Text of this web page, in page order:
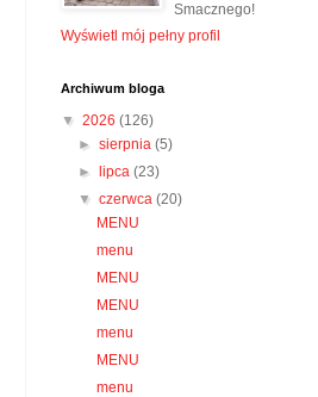
Smacznego!
Wyświetl mój pełny profil
Archiwum bloga
▼ 2026 (126)
►sierpnia(5)
►
lipca(23)
▼czerwca(20)
MENU
menu
MENU
MENU
menu
MENU
menu